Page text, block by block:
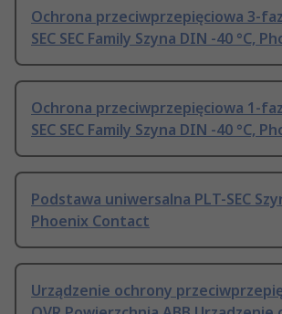
Ochrona przeciwprzepięciowa 3-
SEC SEC Family Szyna DIN -40 °C,
Ochrona przeciwprzepięciowa 1-
SEC SEC Family Szyna DIN -40 °C,
Podstawa uniwersalna PLT-SEC
Phoenix Contact
Urządzenie ochrony